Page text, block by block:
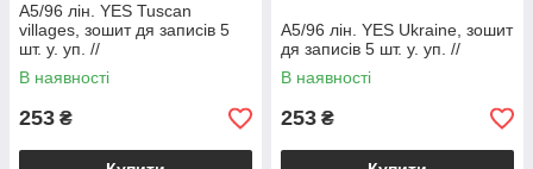
А5/96 лін. YES Tuscan
villages, зошит дя записів 5
шт. у. уп. //
В наявності
253 ₴
А5/96 лін. YES Ukraine, зошит
дя записів 5 шт. у. уп. //
В наявності
253 ₴